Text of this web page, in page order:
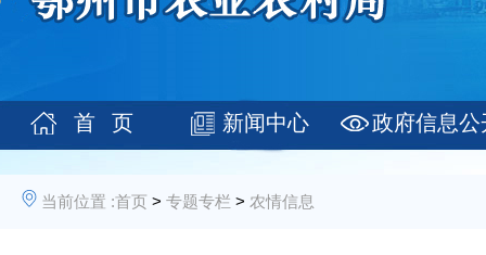
首 页 新闻中心 政府信息公
当前位置 :首页 > 专题专栏 > 农情信息